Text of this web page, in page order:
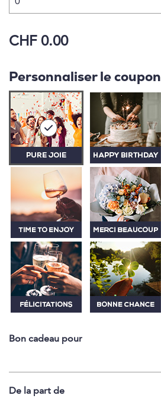
CHF 0.00
Personnaliser le coupon
Bon cadeau pour
De la part de